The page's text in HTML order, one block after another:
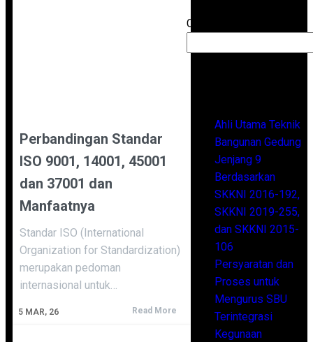
Perbandingan Standar
ISO 9001, 14001, 45001
dan 37001 dan
Manfaatnya
5 MAR, 26
Standar ISO (International
Organization for Standardization)
merupakan pedoman
internasional untuk…
Read More
Cari
Ahli Utama Teknik
Bangunan Gedung
Jenjang 9
Berdasarkan
SKKNI 2016-192,
SKKNI 2019-255,
dan SKKNI 2015-
106
Persyaratan dan
Proses untuk
Mengurus SBU
Terintegrasi
Kegunaan